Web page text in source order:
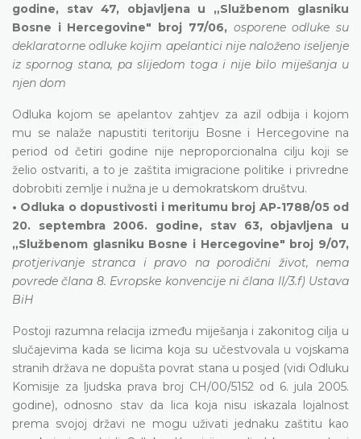
godine, stav 47, objavljena u „Službenom glasniku
Bosne i Hercegovine" broj 77/06, osporene odluke su
deklaratorne odluke kojim apelantici nije naloženo iseljenje
iz spornog stana, pa slijedom toga i nije bilo miješanja u
njen dom
Odluka kojom se apelantov zahtjev za azil odbija i kojom
mu se nalaže napustiti teritoriju Bosne i Hercegovine na
period od četiri godine nije neproporcionalna cilju koji se
želio ostvariti, a to je zaštita imigracione politike i privredne
dobrobiti zemlje i nužna je u demokratskom društvu.
• Odluka o dopustivosti i meritumu broj AP-1788/05 od
20. septembra 2006. godine, stav 63, objavljena u
„Službenom glasniku Bosne i Hercegovine" broj 9/07,
protjerivanje stranca i pravo na porodični život, nema
povrede člana 8. Evropske konvencije ni člana II/3.f) Ustava
BiH
Postoji razumna relacija između miješanja i zakonitog cilja u
slučajevima kada se licima koja su učestvovala u vojskama
stranih država ne dopušta povrat stana u posjed (vidi Odluku
Komisije za ljudska prava broj CH/00/5152 od 6. jula 2005.
godine), odnosno stav da lica koja nisu iskazala lojalnost
prema svojoj državi ne mogu uživati jednaku zaštitu kao